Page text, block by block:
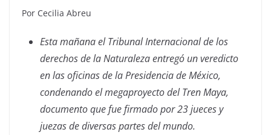
Por Cecilia Abreu
Esta mañana el Tribunal Internacional de los
derechos de la Naturaleza entregó un veredicto
en las oficinas de la Presidencia de México,
condenando el megaproyecto del Tren Maya,
documento que fue firmado por 23 jueces y
juezas de diversas partes del mundo.